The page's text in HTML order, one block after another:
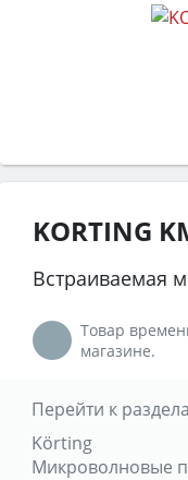
KORTING
Встраиваемая
Товар
магазине.
Перейти к
Körting
Микроволновые